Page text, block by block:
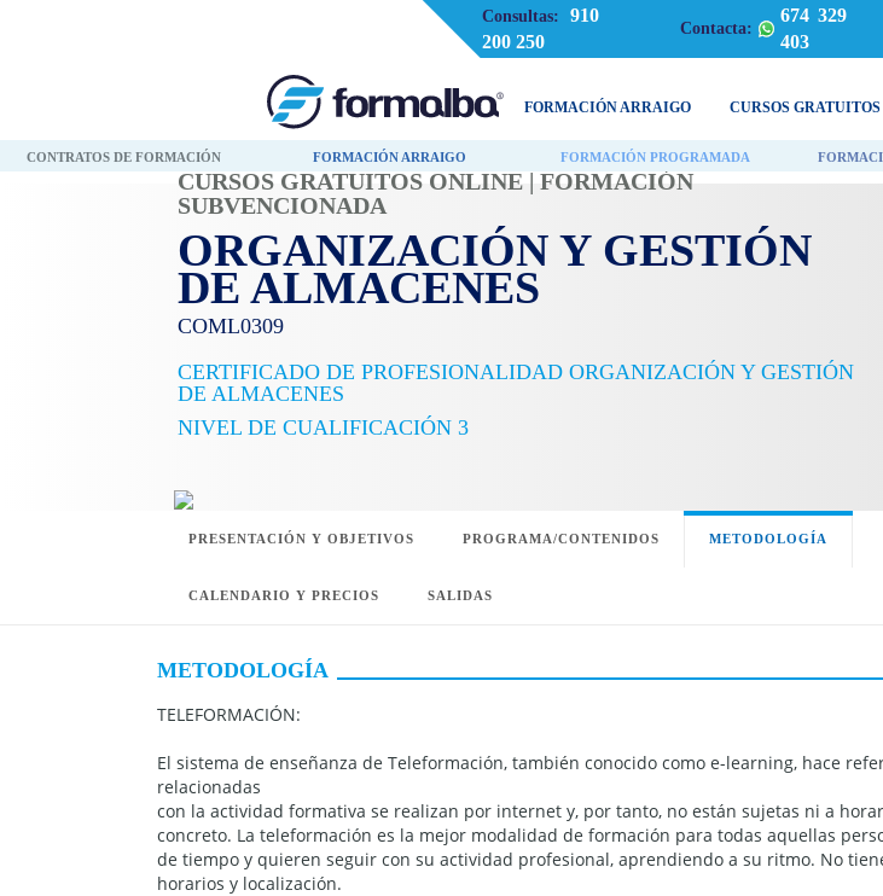
Consultas:
910
200 250
Contacta:
674 329
403
FORMACIÓN ARRAIGO CURSOS GRATUITOS
CONTRATOS DE FORMACIÓN FORMACIÓN ARRAIGO FORMACIÓN PROGRAMADA
CURSOS GRATUITOS ONLINE | FORMACIÓN
SUBVENCIONADA
ORGANIZACIÓN Y GESTIÓN
DE ALMACENES
COML0309
CERTIFICADO DE PROFESIONALIDAD ORGANIZACIÓN Y GESTIÓN
DE ALMACENES
NIVEL DE CUALIFICACIÓN 3
PRESENTACIÓN Y OBJETIVOS PROGRAMA/CONTENIDOS METODOLOGÍA
CALENDARIO Y PRECIOS SALIDAS
METODOLOGÍA
TELEFORMACIÓN:
El sistema de enseñanza de Teleformación, también conocido como e-learning, hace
relacionadas
con la actividad formativa se realizan por internet y, por tanto, no están sujetas ni a
concreto. La teleformación es la mejor modalidad de formación para todas aquellas
de tiempo y quieren seguir con su actividad profesional, aprendiendo a su ritmo. No
horarios y localización.